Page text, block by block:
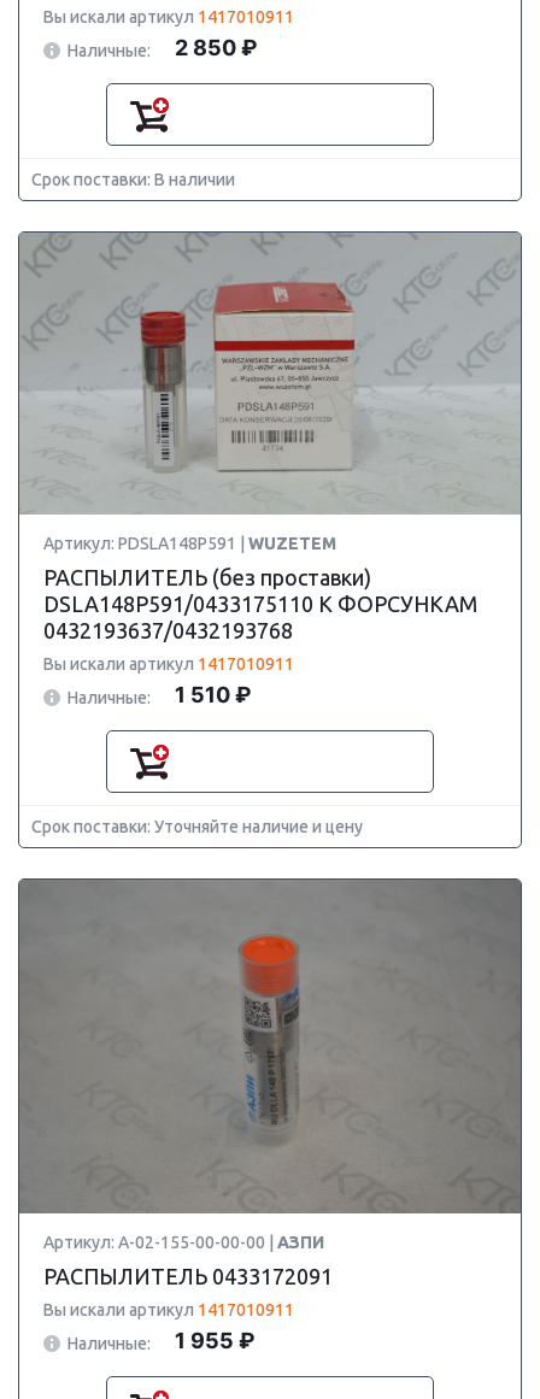
Вы искали артикул 1417010911
Наличные:
2 850 ₽
Срок поставки: В наличии
Артикул: PDSLA148P591 | WUZETEM
РАСПЫЛИТЕЛЬ (без проставки)
DSLA148P591/0433175110 К ФОРСУНКАМ
0432193637/0432193768
Вы искали артикул 1417010911
Наличные:
1 510 ₽
Срок поставки: Уточняйте наличие и цену
Артикул: А-02-155-00-00-00 | АЗПИ
РАСПЫЛИТЕЛЬ 0433172091
Вы искали артикул 1417010911
Наличные:
1 955 ₽